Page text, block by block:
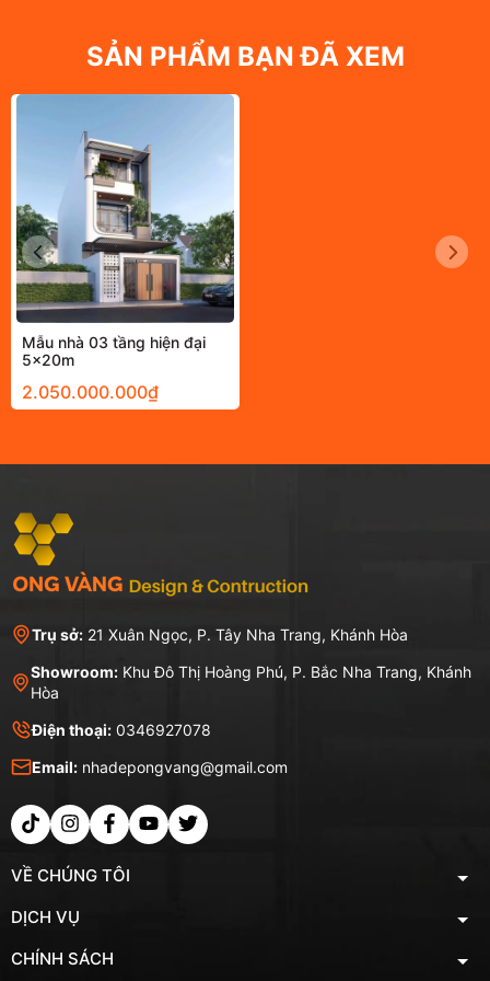
SẢN PHẨM BẠN ĐÃ XEM
Mẫu nhà 03 tầng hiện đại
5x20m
2.050.000.000₫
Trụ sở: 21 Xuân Ngọc, P. Tây Nha Trang, Khánh Hòa
Showroom:Khu Đô Thị Hoàng Phú, P. Bắc Nha Trang, Khánh
Hòa
Điện thoại: 0346927078
Email: nhadepongvang@gmail.com
VỀ CHÚNG TÔI
DỊCH VỤ
CHÍNH SÁCH